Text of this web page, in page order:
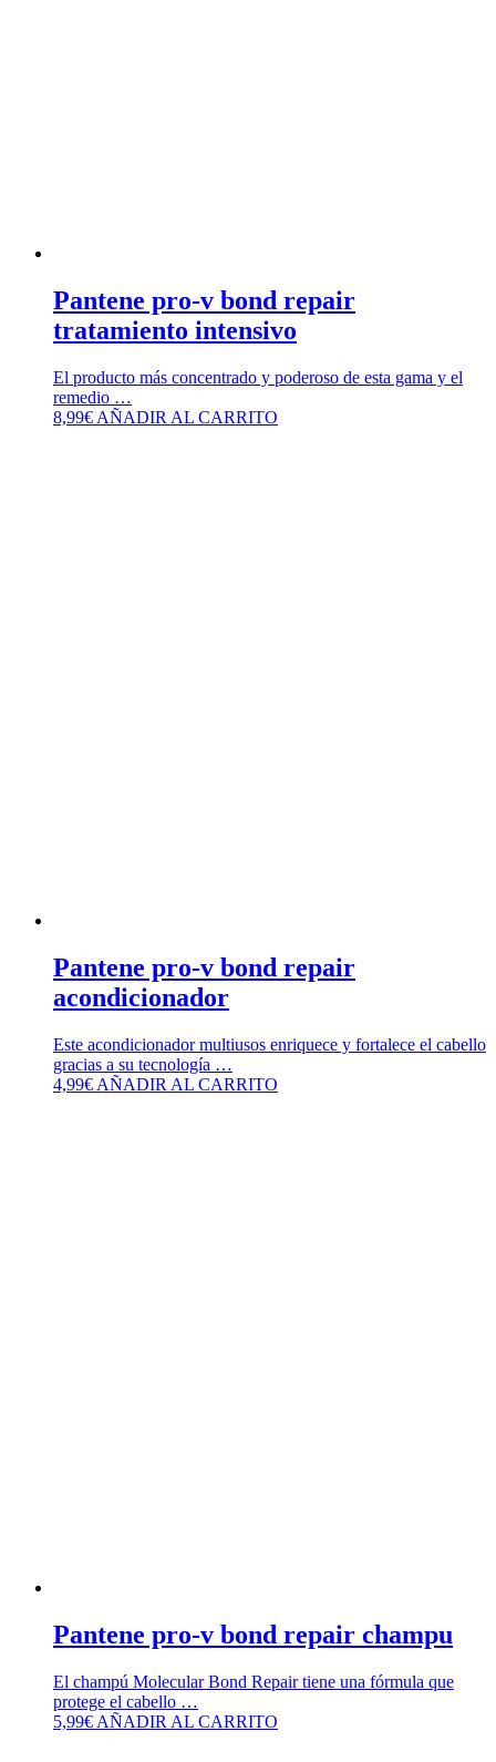
Pantene pro-v bond repair
tratamiento intensivo
El producto más concentrado y poderoso de esta gama y el
remedio …
8,99€ AÑADIR AL CARRITO
Pantene pro-v bond repair
acondicionador
Este acondicionador multiusos enriquece y fortalece el cabello
gracias a su tecnología …
4,99€ AÑADIR AL CARRITO
Pantene pro-v bond repair champu
El champú Molecular Bond Repair tiene una fórmula que
protege el cabello …
5,99€ AÑADIR AL CARRITO